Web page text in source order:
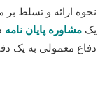
نحوه ارائه و تسلط
یک مشاوره پایان نامه
دفاع معمولی به یک